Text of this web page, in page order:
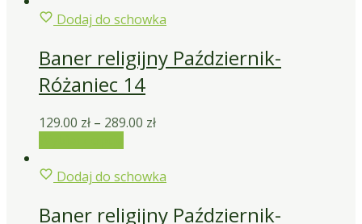
Dodaj do schowka
Baner religijny Październik-
Różaniec 14
129.00 zł – 289.00 zł
Dodaj do schowka
Baner religijny Październik-